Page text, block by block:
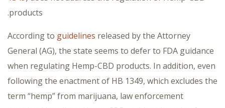
products.
According to guidelines released by the Attorney
General (AG), the state seems to defer to FDA guidance
when regulating Hemp-CBD products. In addition, even
following the enactment of HB 1349, which excludes the
term “hemp” from marijuana, law enforcement